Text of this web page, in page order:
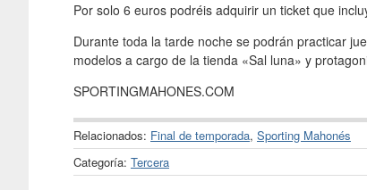
Por solo 6 euros podréis adquirir un ticket que
Durante toda la tarde noche se podrán practicar
modelos a cargo de la tienda «Sal luna» y
SPORTINGMAHONES.COM
Relacionados: Final de temporada, Sporting Mahonés
Categoría: Tercera